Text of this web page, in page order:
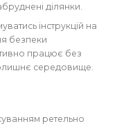
ділянки.
інструкцій на
безпеки
працює без
середовище.
ретельно